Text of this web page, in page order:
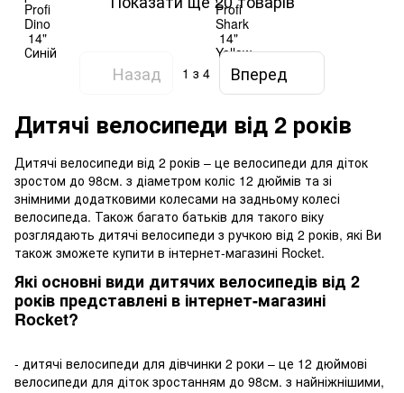
Назад 1 з 4 Вперед
Дитячі велосипеди від 2 років
Дитячі велосипеди від 2 років – це велосипеди для діток
зростом до 98см. з діаметром коліс 12 дюймів та зі
знімними додатковими колесами на задньому колесі
велосипеда. Також багато батьків для такого віку
розглядають дитячі велосипеди з ручкою від 2 років, які Ви
також зможете купити в інтернет-магазині Rocket.
Які основні види дитячих велосипедів від 2
років представлені в інтернет-магазині
Rocket?
- дитячі велосипеди для дівчинки 2 роки – це 12 дюймові
велосипеди для діток зростанням до 98см. з найніжнішими,